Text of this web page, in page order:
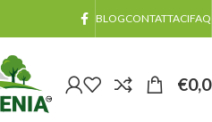
BLOGCONTATTACIFAQ
€